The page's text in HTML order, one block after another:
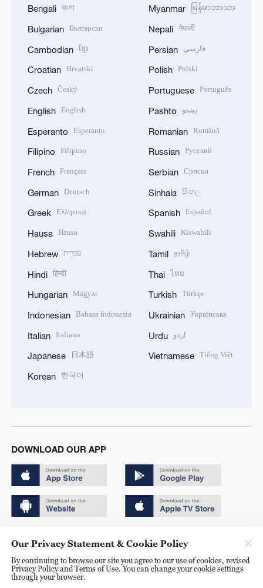
Bengali বাংলা
Bulgarian Български
Cambodian ខ្មែរ
Croatian Hrvatski
Czech Český
English English
Esperanto Esperanto
Filipino Filipino
French Français
German Deutsch
Greek Ελληνικά
Hausa Hausa
Hebrew עברית
Hindi हिन्दी
Hungarian Magyar
Indonesian Bahasa Indonesia
Italian Italiano
Japanese 日本語
Korean 한국어
Myanmar မြန်မာဘာသာ
Nepali नेपाली
Persian فارسی
Polish Polski
Portuguese Português
Pashto پښتو
Romanian Română
Russian Русский
Serbian Српски
Sinhala සිංහල
Spanish Español
Swahili Kiswahili
Tamil தமிழ்
Thai ไทย
Turkish Türkçe
Ukrainian Українська
Urdu اردو
Vietnamese Tiếng Việt
DOWNLOAD OUR APP
京ICP备20000184号
京公网安备 11010502050052号
Our Privacy Statement & Cookie Policy
By continuing to browse our site you agree to our use of cookies, revised
Privacy Policy and Terms of Use. You can change your cookie settings
through your browser.